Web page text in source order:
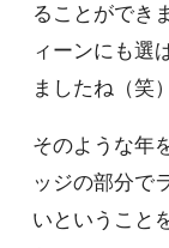
ることができ
ィーンにも選
ましたね（笑
そのような年
ッジの部分で
いということ